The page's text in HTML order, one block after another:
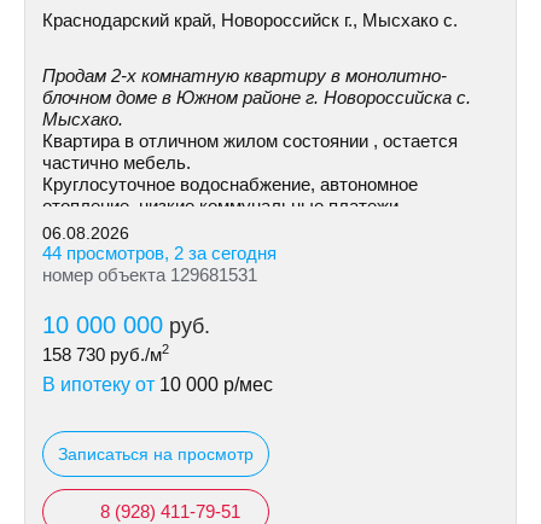
Краснодарский край, Новороссийск г., Мысхако с.
Продам 2-х комнатную квартиру в монолитно-
блочном доме в Южном районе г. Новороссийска с.
Мысхако.
Квартира в отличном жилом состоянии , остается
частично мебель.
Круглосуточное водоснабжение, автономное
отопление, низкие коммунальные платежи.
06.08.2026
44 просмотров, 2 за сегодня
номер объекта 129681531
10 000 000 руб.
158 730 руб./м2
В ипотеку от 10 000 р/мес
Записаться на просмотр
8 (928) 411-79-51